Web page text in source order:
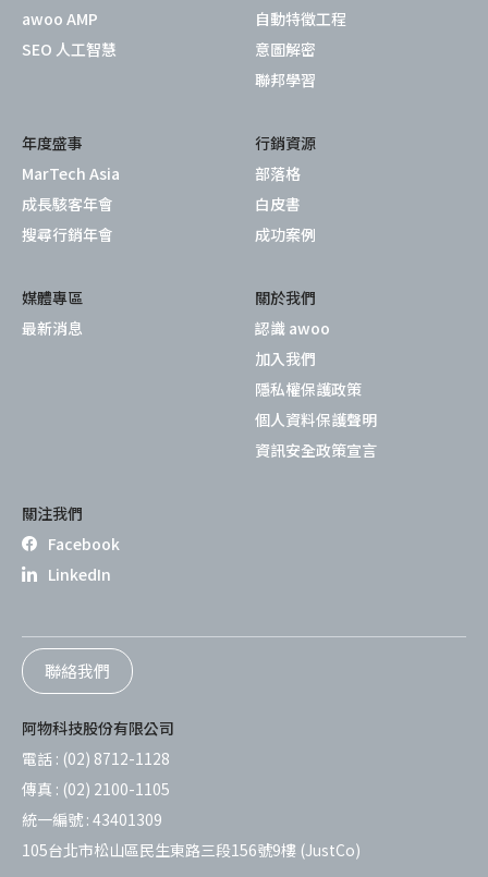
awoo AMP
SEO 人工智慧
自動特徵工程
意圖解密
聯邦學習
年度盛事
MarTech Asia
成長駭客年會
搜尋行銷年會
行銷資源
部落格
白皮書
成功案例
媒體專區
最新消息
關於我們
認識 awoo
加入我們
隱私權保護政策
個人資料保護聲明
資訊安全政策宣言
關注我們
Facebook
LinkedIn
聯絡我們
阿物科技股份有限公司
電話 : (02) 8712-1128
傳真 : (02) 2100-1105
統一編號 : 43401309
105台北市松山區民生東路三段156號9樓 (JustCo)